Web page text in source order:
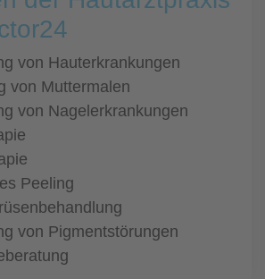
von Hauterkrankungen
von Muttermalen
von Nagelerkrankungen
Peeling
von Pigmentstörungen